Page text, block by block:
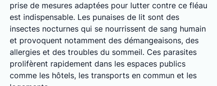
prise de mesures adaptées pour lutter contre ce fléau
est indispensable. Les punaises de lit sont des
insectes nocturnes qui se nourrissent de sang humain
et provoquent notamment des démangeaisons, des
allergies et des troubles du sommeil. Ces parasites
prolifèrent rapidement dans les espaces publics
comme les hôtels, les transports en commun et les